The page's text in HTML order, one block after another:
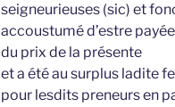
seigneurieuses (sic) et
accoustumé d’estre
du prix de la présente
et a été au surplus ladite
pour lesdits preneurs en